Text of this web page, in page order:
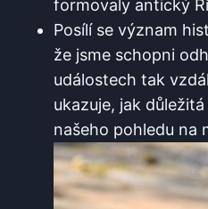
formovaly antický
Posílí se význam
že jsme schopni
událostech tak
ukazuje, jak
našeho pohledu na